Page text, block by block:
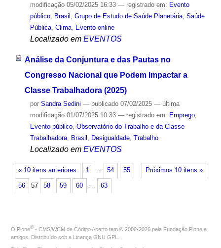
modificação05/02/2025 16:33 — registrado em: Evento
público, Brasil Grupo de Estudo de Saúde Planetária, Saúde
Pública, Clima, Evento online
Localizado em EVENTOS
Análise da Conjuntura e das Pautas no
Congresso Nacional que Podem Impactar a
Classe Trabalhadora (2025)
por Sandra Sedini — publicado07/02/2025 — última
modificação01/07/2025 10:33 — registrado em: Emprego,
Evento público, Observatório do Trabalho e da Classe
Trabalhadora, Brasil , Desigualdade, Trabalho
Localizado em EVENTOS
« 10 itens anteriores Próximos 10 itens »
1 … 54 55
56 57 58 59 60 … 63
O Plone® - CMS/WCM de Código Aberto tem © 2000-2026 pela Fundação Plone e
amigos. Distribuído sob a Licença GNU GPL